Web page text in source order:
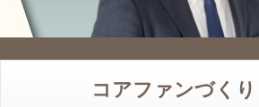
コアファンづくり